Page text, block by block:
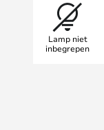
Lamp niet
inbegrepen